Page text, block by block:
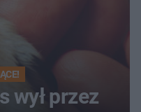
wył przez